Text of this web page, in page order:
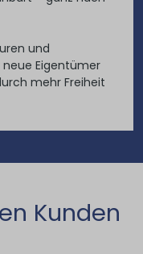
und
Eigentümer
mehr Freiheit
Kunden